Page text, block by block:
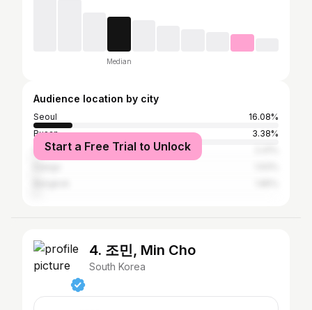
Median
Audience location by city
Seoul
16.08%
Busan
3.38%
Singapore
Start a Free Trial to Unlock
4. 조민, Min Cho
South Korea